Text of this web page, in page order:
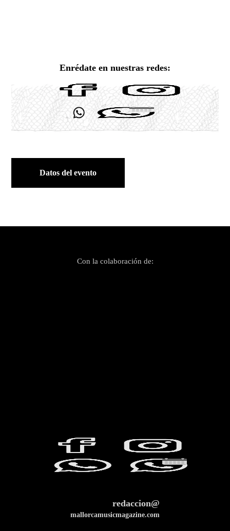
Enrédate en nuestras redes:
Datos del evento
Con la colaboración de:
redaccion@
mallorcamusicmagazine.com